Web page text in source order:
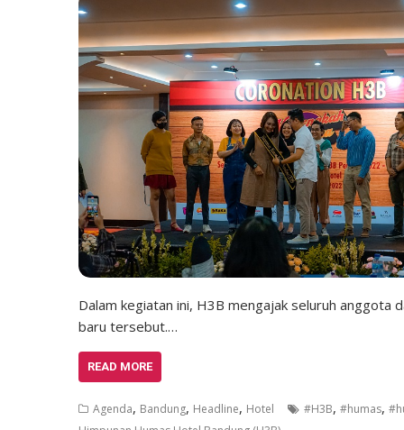
Dalam kegiatan ini, H3B mengajak seluruh anggota
baru tersebut.…
READ MORE
Agenda, Bandung, Headline, Hotel #H3B, #humas,